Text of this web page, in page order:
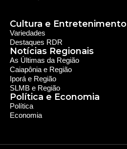
Cultura e Entretenimento
Política e Economia
Notícias Regionais
Política
Economia
As Últimas da Região
Caiapônia e Região
Iporá e Região
SLMB e Região
Variedades
Destaques RDR